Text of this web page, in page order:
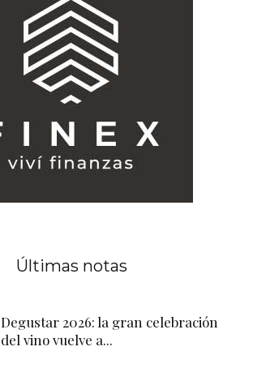
Últimas notas
Degustar 2026: la gran celebración
del vino vuelve a...